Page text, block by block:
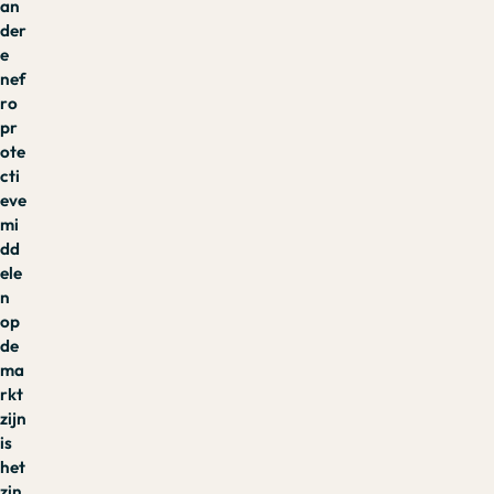
an
der
e
nef
ro
pr
ote
cti
eve
mi
dd
ele
n
op
de
ma
rkt
zijn
is
het